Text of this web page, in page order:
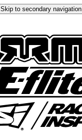
Skip to secondary navigation